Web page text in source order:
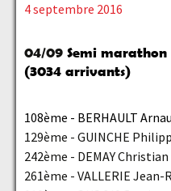
4 septembre 2016
04/09 Semi
(3034 arrivants)
108ème - BERHAULT
129ème - GUINCHE
242ème - DEMAY
261ème - VALLERIE Jean-